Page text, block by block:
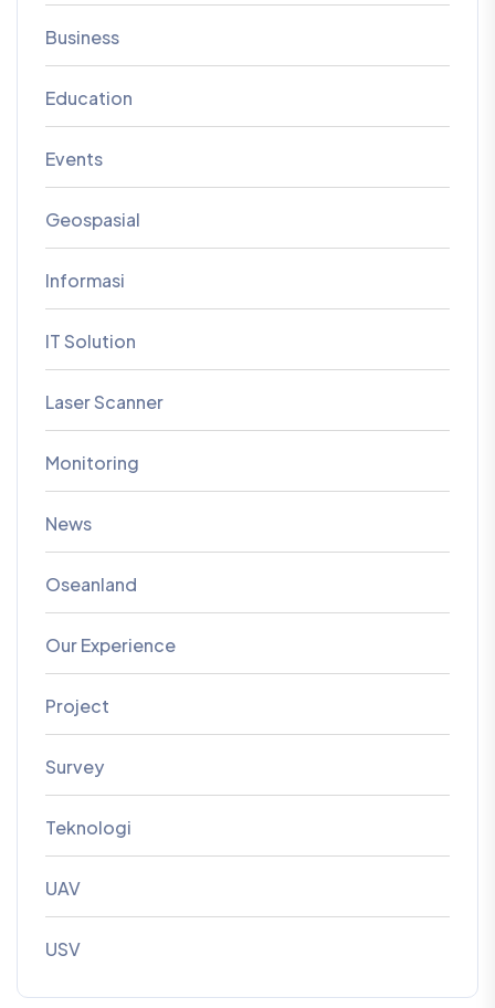
Business
Education
Events
Geospasial
Informasi
IT Solution
Laser Scanner
Monitoring
News
Oseanland
Our Experience
Project
Survey
Teknologi
UAV
USV